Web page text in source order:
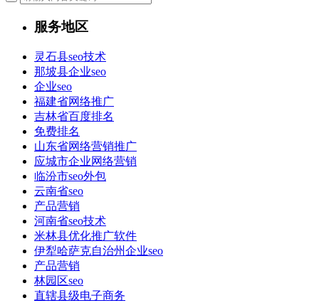
服务地区
灵石县seo技术
那坡县企业seo
企业seo
福建省网络推广
吉林省百度排名
免费排名
山东省网络营销推广
应城市企业网络营销
临汾市seo外包
云南省seo
产品营销
河南省seo技术
米林县优化推广软件
伊犁哈萨克自治州企业seo
产品营销
林园区seo
直辖县级电子商务